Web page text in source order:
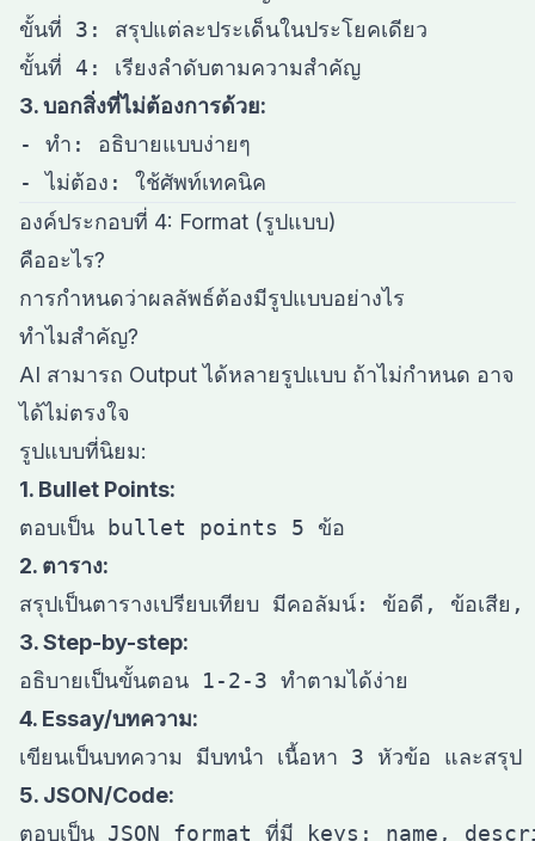
ขั้นที่ 3: สรุปแต่ละประเด็นในประโยคเดียว
3. บอกสิ่งที่ไม่ต้องการด้วย:
- ทำ: อธิบายแบบง่ายๆ
องค์ประกอบที่ 4: Format (รูปแบบ)
คืออะไร?
การกำหนดว่าผลลัพธ์ต้องมีรูปแบบอย่างไร
ทำไมสำคัญ?
AI สามารถ Output ได้หลายรูปแบบ ถ้าไม่กำหนด อาจ
ได้ไม่ตรงใจ
รูปแบบที่นิยม:
1. Bullet Points:
2. ตาราง:
3. Step-by-step:
4. Essay/บทความ:
5. JSON/Code: